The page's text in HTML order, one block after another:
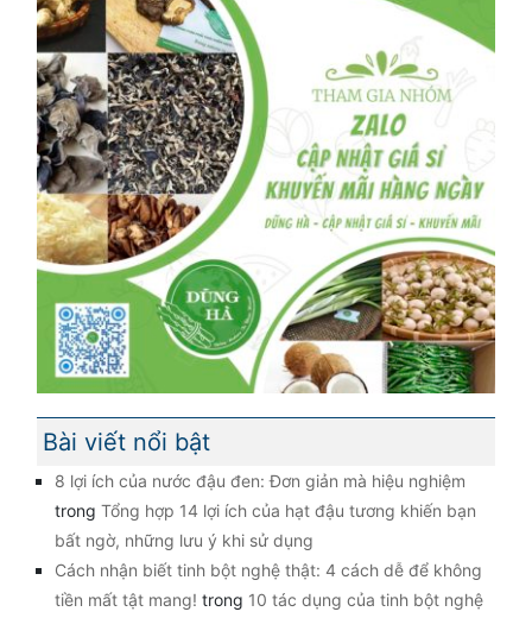
Bài viết nổi bật
8 lợi ích của nước đậu đen: Đơn giản mà hiệu nghiệm
trong Tổng hợp 14 lợi ích của hạt đậu tương khiến bạn
bất ngờ, những lưu ý khi sử dụng
Cách nhận biết tinh bột nghệ thật: 4 cách dễ để không
tiền mất tật mang! trong 10 tác dụng của tinh bột nghệ